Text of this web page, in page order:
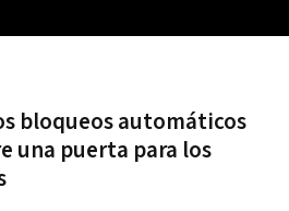
bloqueos automáticos
una puerta para los